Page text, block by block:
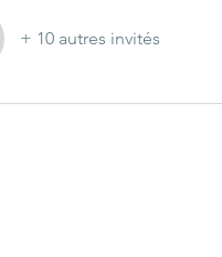
+ 10 autres invités